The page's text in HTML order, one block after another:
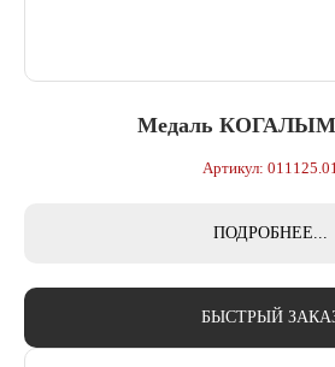
Медаль КОГАЛЫМ
Артикул:
ПОДРОБНЕЕ...
БЫСТРЫЙ